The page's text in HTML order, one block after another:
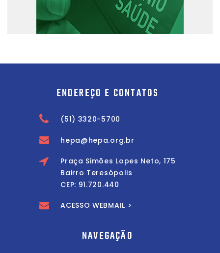
ENDEREÇO E CONTATOS
(51) 3320-5700
hepa@hepa.org.br
Praça Simões Lopes Neto, 175
Bairro Teresópolis
CEP: 91.720.440
ACESSO WEBMAIL >
NAVEGAÇÃO